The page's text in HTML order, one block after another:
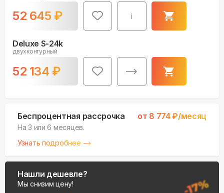
52 645 ₽ i
Deluxe S-24k
двухконтурный
52 134 ₽
Беспроцентная рассрочка от 8 774₽/месяц
На 3 или 6 месяцев.
Узнать подробнее
Нашли дешевле?
Мы снизим цену!